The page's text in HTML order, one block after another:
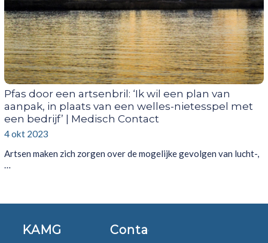
Pfas door een artsenbril: ‘Ik wil een plan van
aanpak, in plaats van een welles-nietesspel met
een bedrijf’ | Medisch Contact
4 okt 2023
Artsen maken zich zorgen over de mogelijke gevolgen van lucht-,
…
KAMG Contact